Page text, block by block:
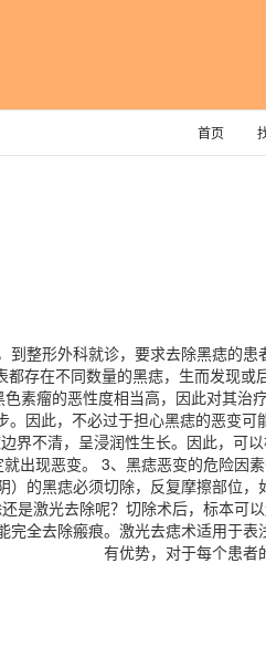
首页
整形外科就诊，要求去除黑痣的
存在不同数量的黑痣，生而发现
素瘤的恶性度相当高，因此对其
因此，不必过于担心黑痣的恶变
界不清，呈浸润性生长。因此，可
出现恶变。 3、黑痣恶变的危险
）的黑痣必须切除，反复摩擦部位
是激光去除呢？切除术后，标本
完全去除瘢痕。激光去痣术适用于
有优势，对于每个患者